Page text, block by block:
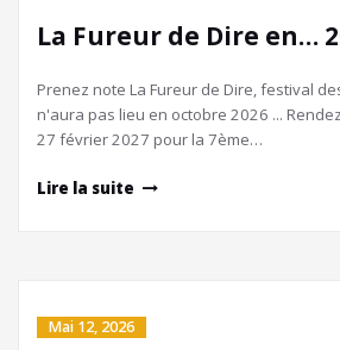
La Fureur de Dire en…
Prenez note La Fureur de Dire, festival
n'aura pas lieu en octobre 2026 ...
27 février 2027 pour la 7ème…
Lire la suite
Mai 12, 2026